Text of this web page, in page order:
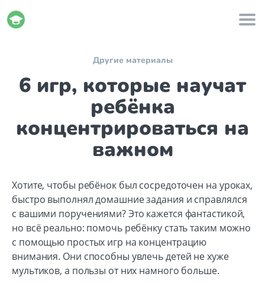
Другие материалы
6 игр, которые научат
ребёнка
концентрироваться на
важном
Хотите, чтобы ребёнок был сосредоточен на уроках,
быстро выполнял домашние задания и справлялся
с вашими поручениями? Это кажется фантастикой,
но всё реально: помочь ребёнку стать таким можно
с помощью простых игр на концентрацию
внимания. Они способны увлечь детей не хуже
мультиков, а пользы от них намного больше.